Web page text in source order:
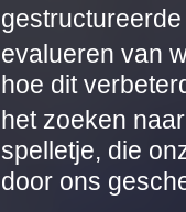
evalueren van
hoe dit
het zoeken
spelletje, die
door ons